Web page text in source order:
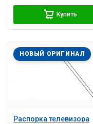
Купить
Распорка телевизора
НОВЫЙ ОРИГИНАЛ